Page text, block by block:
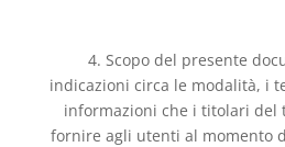
4. Scopo del presente
indicazioni circa le modalità, i
informazioni che i titolari del
fornire agli utenti al momento